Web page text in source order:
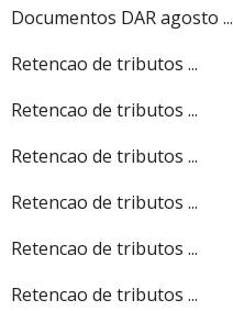
Documentos DAR agosto ...
Retencao de tributos ...
Retencao de tributos ...
Retencao de tributos ...
Retencao de tributos ...
Retencao de tributos ...
Retencao de tributos ...